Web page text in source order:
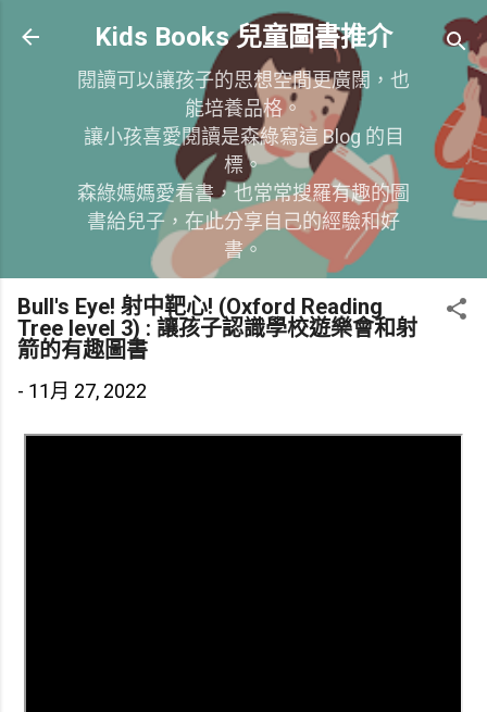
跳到主要內容
Kids Books 兒童圖書推介
閱讀可以讓孩子的思想空間更廣闊，也
能培養品格。
讓小孩喜愛閱讀是森綠寫這 Blog 的目
標。
森綠媽媽愛看書，也常常搜羅有趣的圖
書給兒子，在此分享自己的經驗和好
書。
Bull's Eye! 射中靶心! (Oxford Reading
Tree level 3) : 讓孩子認識學校遊樂會和射
箭的有趣圖書
- 11月 27, 2022